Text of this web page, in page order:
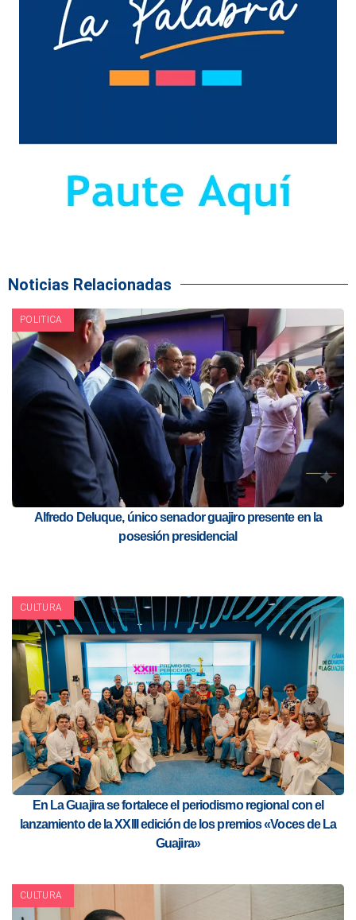
Noticias Relacionadas
POLITICA
Alfredo Deluque, único senador guajiro presente en la
posesión presidencial
CULTURA
En La Guajira se fortalece el periodismo regional con el
lanzamiento de la XXIII edición de los premios «Voces de La
Guajira»
CULTURA